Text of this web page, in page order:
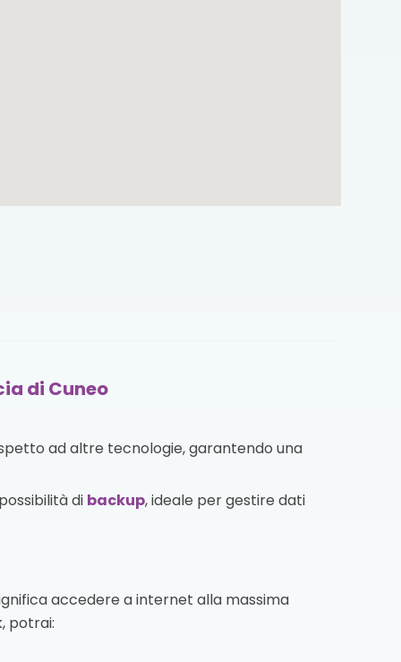
di Cuneo
ad altre tecnologie, garantendo una
di backup, ideale per gestire dati
accedere a internet alla massima
potrai: